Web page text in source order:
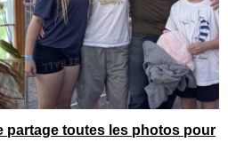
partage toutes les photos pour